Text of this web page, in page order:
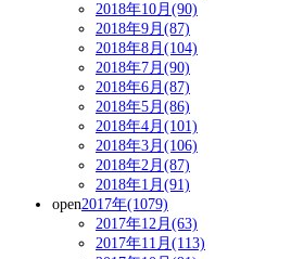
2018年10月(90)
2018年9月(87)
2018年8月(104)
2018年7月(90)
2018年6月(87)
2018年5月(86)
2018年4月(101)
2018年3月(106)
2018年2月(87)
2018年1月(91)
open2017年(1079)
2017年12月(63)
2017年11月(113)